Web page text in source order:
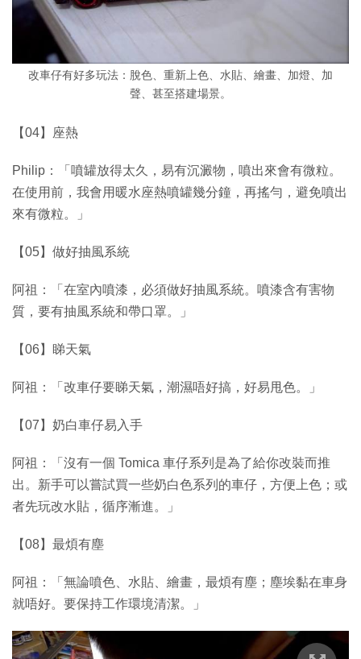
改車仔有好多玩法：脫色、重新上色、水貼、繪畫、加燈、加
聲、甚至搭建場景。
【04】座熱
Philip：「噴罐放得太久，易有沉澱物，噴出來會有微粒。
在使用前，我會用暖水座熱噴罐幾分鐘，再搖勻，避免噴出
來有微粒。」
【05】做好抽風系統
阿祖：「在室內噴漆，必須做好抽風系統。噴漆含有害物
質，要有抽風系統和帶口罩。」
【06】睇天氣
阿祖：「改車仔要睇天氣，潮濕唔好搞，好易甩色。」
【07】奶白車仔易入手
阿祖：「沒有一個 Tomica 車仔系列是為了給你改裝而推
出。新手可以嘗試買一些奶白色系列的車仔，方便上色；或
者先玩改水貼，循序漸進。」
【08】最煩有塵
阿祖：「無論噴色、水貼、繪畫，最煩有塵；塵埃黏在車身
就唔好。要保持工作環境清潔。」